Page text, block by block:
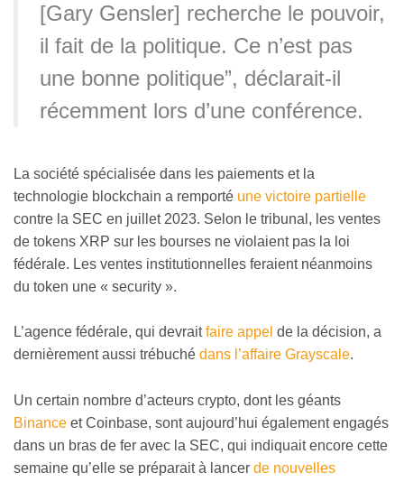
[Gary Gensler] recherche le pouvoir,
il fait de la politique. Ce n’est pas
une bonne politique”, déclarait-il
récemment lors d’une conférence.
La société spécialisée dans les paiements et la
technologie blockchain a remporté une victoire partielle
contre la SEC en juillet 2023. Selon le tribunal, les ventes
de tokens XRP sur les bourses ne violaient pas la loi
fédérale. Les ventes institutionnelles feraient néanmoins
du token une « security ».
L’agence fédérale, qui devraitfaire appel de la décision, a
dernièrement aussi trébuché dans l’affaire Grayscale.
Un certain nombre d’acteurs crypto, dont les géants
Binance et Coinbase, sont aujourd’hui également engagés
dans un bras de fer avec la SEC, qui indiquait encore cette
semaine qu’elle se préparait à lancer de nouvelles